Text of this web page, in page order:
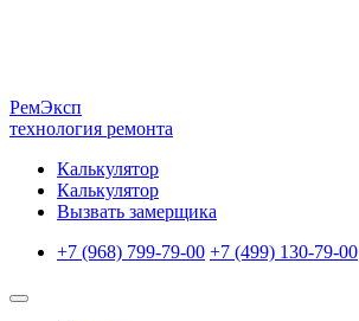
РемЭксп
технология ремонта
Калькулятор
Калькулятор
Вызвать замерщика
+7 (968) 799-79-00 +7 (499) 130-79-00